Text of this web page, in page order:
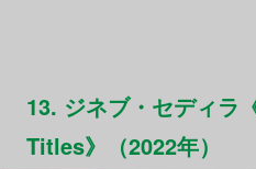
13. ジネブ・セディラ
Titles》（2022年）